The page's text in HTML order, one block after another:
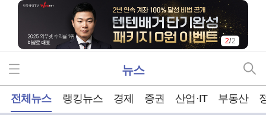
2/2
뉴스
전체뉴스 랭킹뉴스 경제 증권 산업·IT 부동산